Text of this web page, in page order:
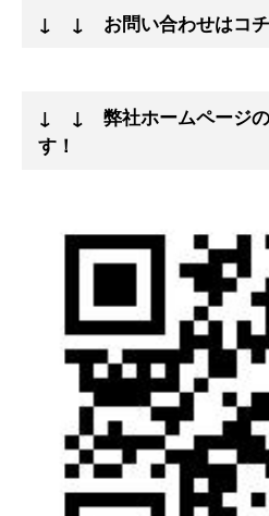
↓ ↓ お問い合わせはコチ
↓ ↓ 弊社ホームページの
す！